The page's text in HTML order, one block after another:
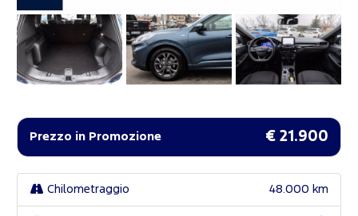
Prezzo in Promozione € 21.900
Chilometraggio 48.000 km